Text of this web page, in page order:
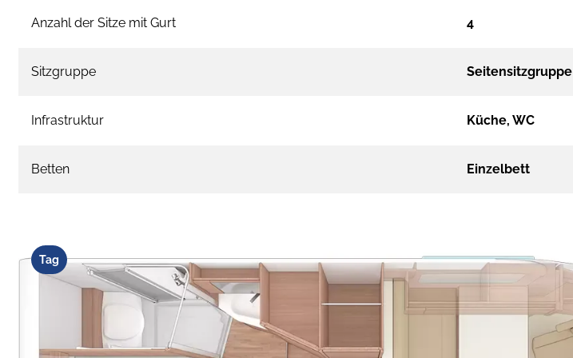
Anzahl der Sitze mit Gurt 4
Sitzgruppe Seitensitzgruppe
Infrastruktur Küche, WC
Betten Einzelbett
Tag